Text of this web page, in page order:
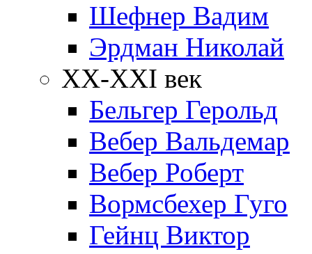
Шефнер Вадим
Эрдман Николай
ХХ-XXI век
Бельгер Герольд
Вебер Вальдемар
Вебер Роберт
Вормсбехер Гуго
Гейнц Виктор